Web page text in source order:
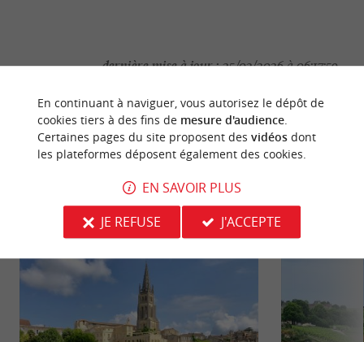
dernière mise à jour :25/02/2026 à 06:17:59
Source :Sirtaqui-Crédit photo : Festival Vino Voce -CC
BY-NC-ND 4.0
NOUS AVONS TESTÉPOUR VOUS
En continuant à naviguer, vous autorisez le dépôt de
cookies tiers à des fins de mesure d'audience.
Certaines pages du site proposent des vidéosdont
les plateformes déposent également des cookies.
EN SAVOIR PLUS
JE REFUSE
J'ACCEPTE